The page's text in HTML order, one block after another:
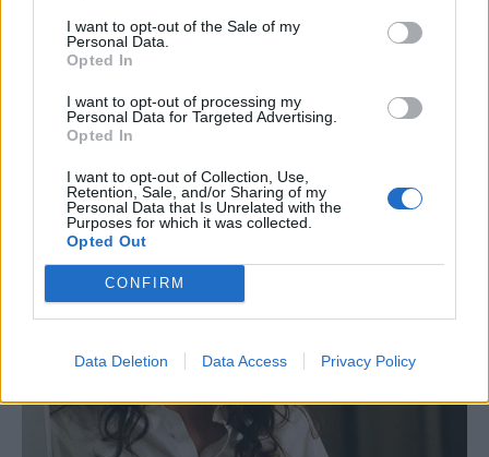
I want to opt-out of the Sale of my
Personal Data.
Opted In
I want to opt-out of processing my
Personal Data for Targeted Advertising.
Opted In
I want to opt-out of Collection, Use,
Retention, Sale, and/or Sharing of my
Personal Data that Is Unrelated with the
Purposes for which it was collected.
Opted Out
CONFIRM
Data Deletion Data Access Privacy Policy